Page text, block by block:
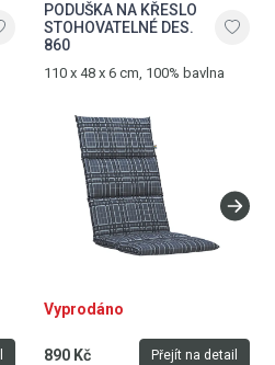
PODUŠKA NA KŘESLO
STOHOVATELNÉ DES.
860
110 x 48 x 6 cm, 100% bavlna
Vyprodáno
890 Kč Přejít na detail